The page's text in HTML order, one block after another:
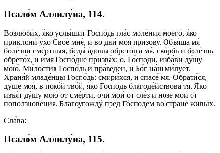
Псало́м Аллилу́иа, 114.
Возлюби́х, я́ко услы́шит Госпо́дь гла́с моле́ния моего́, я́ко
приклони́ у́хо Свое́ мне́, и во дни́ моя́ призову́. Объя́ша мя́
боле́зни сме́ртныя, беды́ а́довы обрето́ша мя́, ско́рбь и боле́знь
обрето́х, и и́мя Госпо́дне призва́х: о, Го́споди, изба́ви ду́шу
мою́. Ми́лостив Госпо́дь и пра́веден, и Бо́г на́ш ми́лует.
Храня́й младе́нцы Госпо́дь: смири́хся, и спасе́ мя. Обрати́ся,
душе́ моя́, в поко́й тво́й, я́ко Госпо́дь благоде́йствова тя́. Я́ко
изъя́т ду́шу мою́ от сме́рти, о́чи мои́ от сле́з и но́зе мои́ от
поползнове́ния. Благоугожду́ пред Го́сподем во стране́ живы́х.
Сла́ва:
Псало́м Аллилу́иа, 115.